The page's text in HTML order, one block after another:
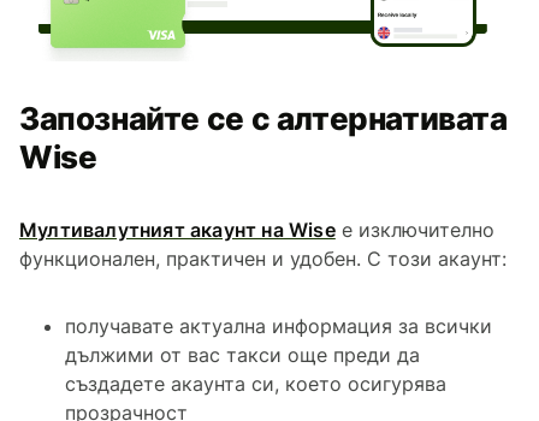
Запознайте се с алтернативата
Wise
Мултивалутният акаунт на Wiseе изключително
функционален, практичен и удобен. С този акаунт:
получавате актуална информация за всички
дължими от вас такси още преди да
създадете акаунта си, което осигурява
прозрачност